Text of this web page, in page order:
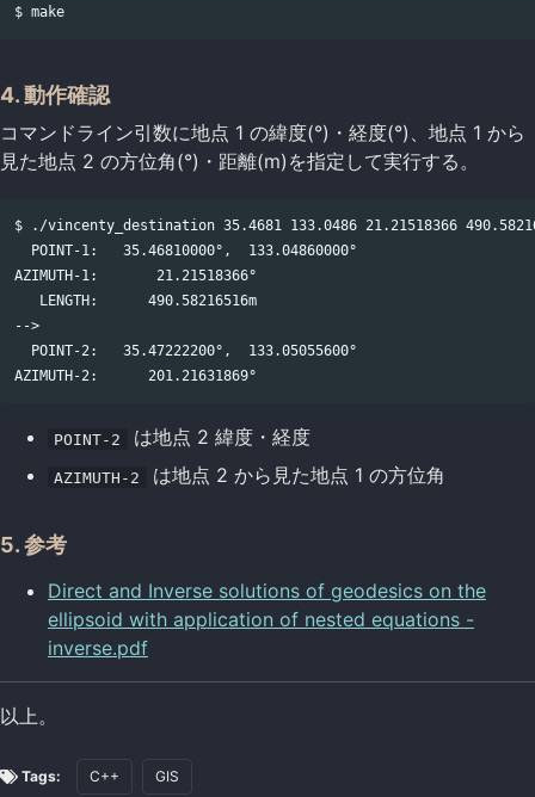
4. 動作確認
コマンドライン引数に地点 1 の緯度(°)・経度(°)、地点 1 から
見た地点 2 の方位角(°)・距離(m)を指定して実行する。
$ ./vincenty_destination 35.4681 133.0486 21.21518366
  POINT-1:   35.46810000°,  133.04860000°
AZIMUTH-1:       21.21518366°
   LENGTH:      490.58216516m
-->
  POINT-2:   35.47222200°,  133.05055600°
POINT-2 は地点 2 緯度・経度
AZIMUTH-2 は地点 2 から見た地点 1 の方位角
5. 参考
Direct and Inverse solutions of geodesics on the
ellipsoid with application of nested equations -
inverse.pdf
以上。
Tags: C++ GIS